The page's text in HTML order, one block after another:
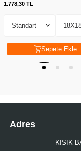
1.778,30 TL
Sepete Ekle
Adres
KISIK